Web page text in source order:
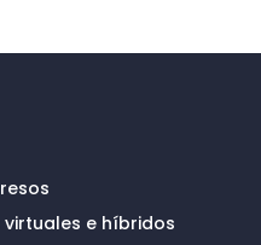
e híbridos